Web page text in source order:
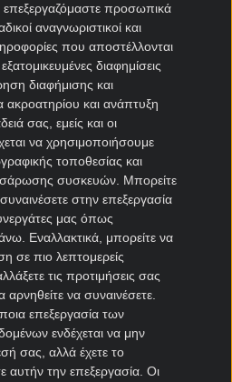
προσωπικά
αναγνωριστικοί και
που αποστέλλονται
διαφημίσεις
διαφήμισης και
ακροατηρίου και ανάπτυξη
σας, εμείς και οι
να χρησιμοποιήσουμε
τοποθεσίας και
συσκευών. Μπορείτε
στην επεξεργασία
μας όπως
Εναλλακτικά, μπορείτε να
σε πιο λεπτομερείς
τις προτιμήσεις σας
αρνηθείτε να συναινέσετε.
επεξεργασία των
ενδέχεται να μην
σας, αλλά έχετε το
αυτήν την επεξεργασία. Οι
μεταγραφές
League 2